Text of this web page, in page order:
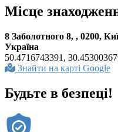
Місце
8 Заболотного 8, , 0200,
Україна
50.4716743391,
Знайти на карті Google
Будьте в безпеці!